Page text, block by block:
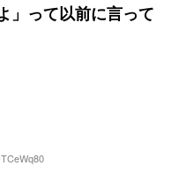
」って以前に言って